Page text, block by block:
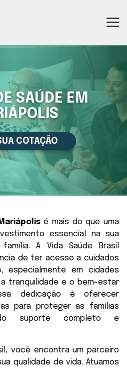
SAÚDE EM
COTAÇÃO
é mais do que uma
essencial na sua
A Vida Saúde Brasil
de ter acesso a cuidados
especialmente em cidades
tranquilidade e o bem-estar
dedicação é oferecer
para proteger as famílias
suporte completo e
você encontra um parceiro
qualidade de vida. Atuamos